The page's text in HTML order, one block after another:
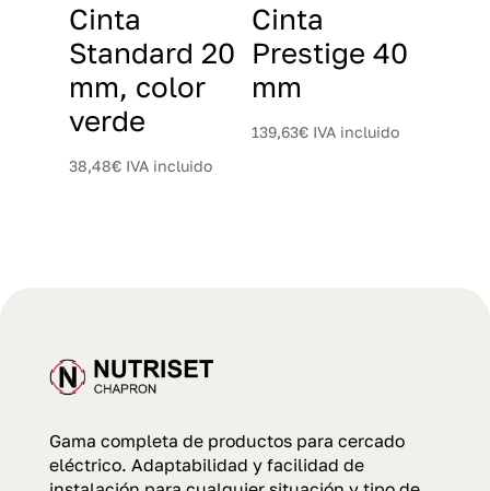
Cinta
Standard 20
mm, color
verde
38,48€ IVA incluido
Cinta
Prestige 40
mm
139,63€ IVA incluido
Gama completa de productos para cercado
eléctrico. Adaptabilidad y facilidad de